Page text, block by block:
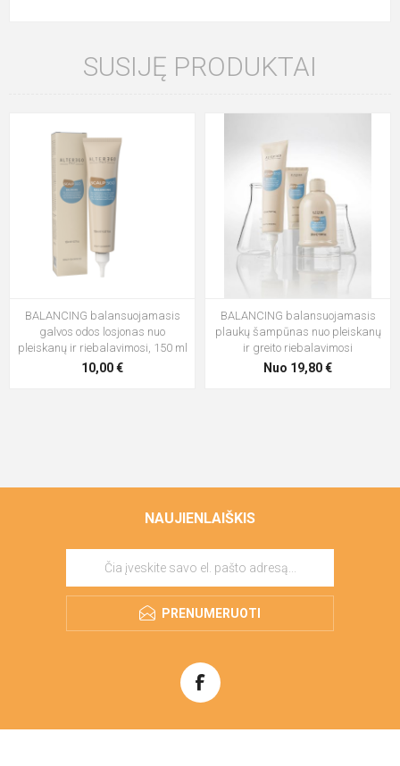
SUSIJĘ PRODUKTAI
BALANCING balansuojamasis
galvos odos losjonas nuo
pleiskanų ir riebalavimosi, 150 ml
10,00 €
BALANCING balansuojamasis
plaukų šampūnas nuo pleiskanų
ir greito riebalavimosi
Nuo 19,80 €
NAUJIENLAIŠKIS
PRENUMERUOTI